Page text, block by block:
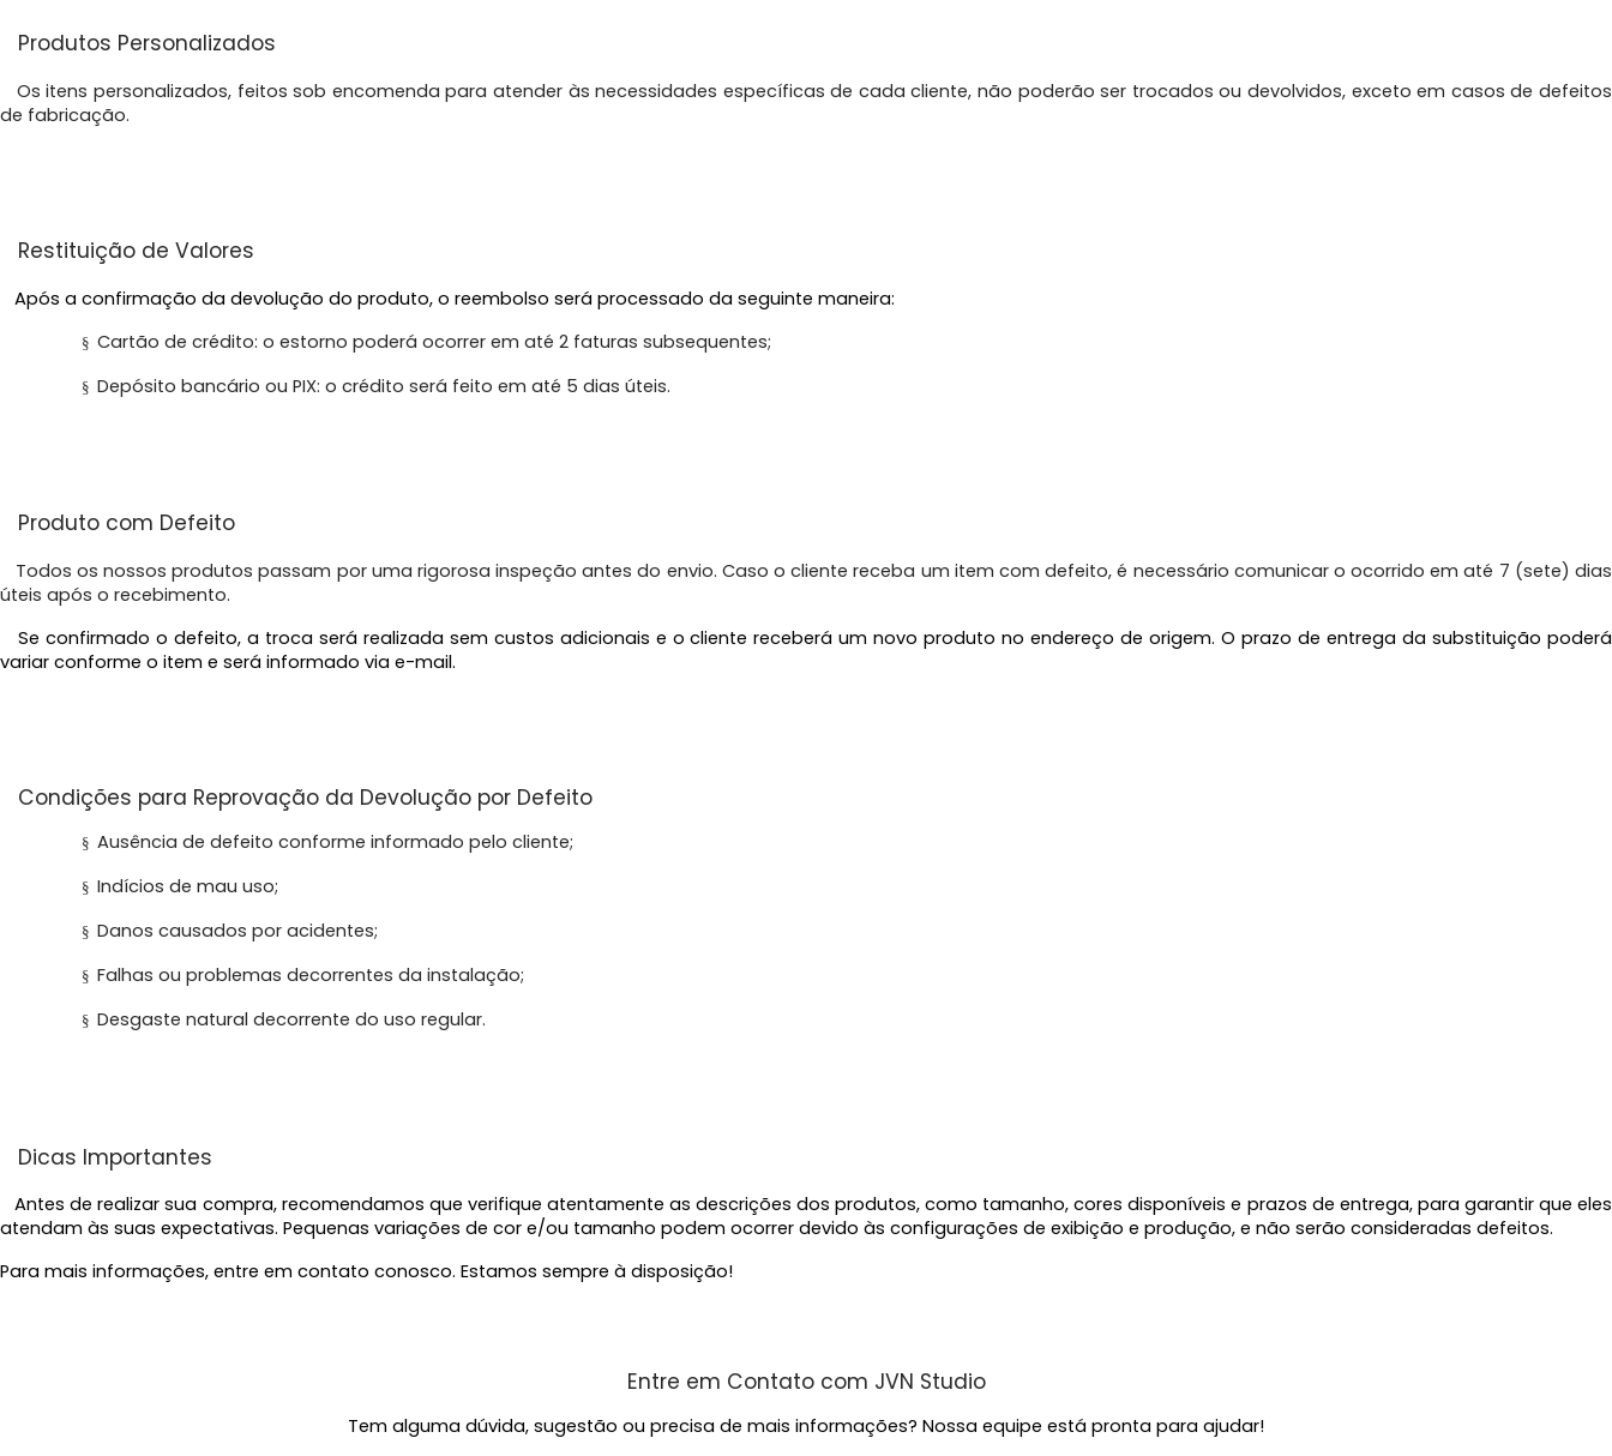
Produtos Personalizados
Os itens personalizados, feitos sob encomenda para atender às necessidades específicas de cada cliente, não poderão ser trocados ou devolvidos, exceto em casos de defeitos
de fabricação.
Restituição de Valores
Após a confirmação da devolução do produto, o reembolso será processado da seguinte maneira:
§ Cartão de crédito: o estorno poderá ocorrer em até 2 faturas subsequentes;
§ Depósito bancário ou PIX: o crédito será feito em até 5 dias úteis.
Produto com Defeito
Todos os nossos produtos passam por uma rigorosa inspeção antes do envio. Caso o cliente receba um item com defeito, é necessário comunicar o ocorrido em até 7 (sete) dias
úteis após o recebimento.
Se confirmado o defeito, a troca será realizada sem custos adicionais e o cliente receberá um novo produto no endereço de origem. O prazo de entrega da substituição poderá
variar conforme o item e será informado via e-mail.
Condições para Reprovação da Devolução por Defeito
§ Ausência de defeito conforme informado pelo cliente;
§ Indícios de mau uso;
§ Danos causados por acidentes;
§ Falhas ou problemas decorrentes da instalação;
§ Desgaste natural decorrente do uso regular.
Dicas Importantes
Antes de realizar sua compra, recomendamos que verifique atentamente as descrições dos produtos, como tamanho, cores disponíveis e prazos de entrega, para garantir que eles
atendam às suas expectativas. Pequenas variações de cor e/ou tamanho podem ocorrer devido às configurações de exibição e produção, e não serão consideradas defeitos.
Para mais informações, entre em contato conosco. Estamos sempre à disposição!
Entre em Contato com JVN Studio
Tem alguma dúvida, sugestão ou precisa de mais informações? Nossa equipe está pronta para ajudar!